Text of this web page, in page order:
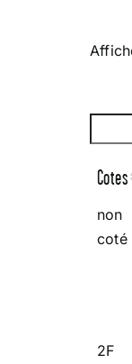
Cotes
non
coté
2F